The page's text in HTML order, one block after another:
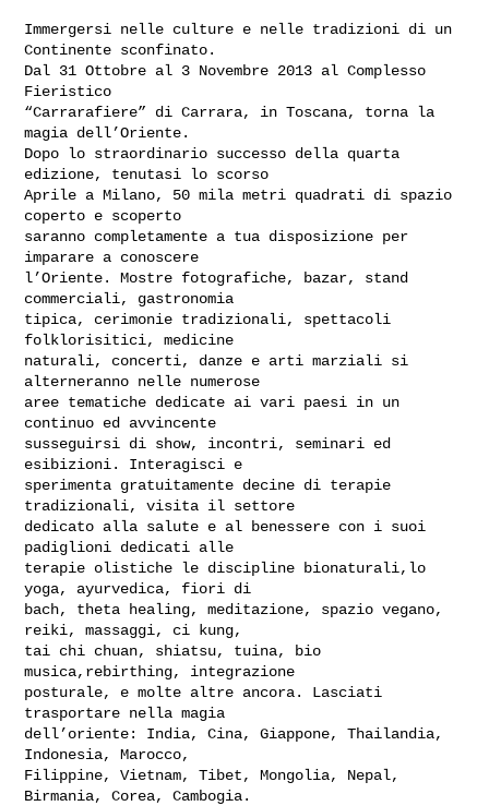
Immergersi nelle culture e nelle tradizioni di un
Continente sconfinato.
Dal 31 Ottobre al 3 Novembre 2013 al Complesso
Fieristico
“Carrarafiere” di Carrara, in Toscana, torna la
magia dell’Oriente.
Dopo lo straordinario successo della quarta
edizione, tenutasi lo scorso
Aprile a Milano, 50 mila metri quadrati di spazio
coperto e scoperto
saranno completamente a tua disposizione per
imparare a conoscere
l’Oriente. Mostre fotografiche, bazar, stand
commerciali, gastronomia
tipica, cerimonie tradizionali, spettacoli
folklorisitici, medicine
naturali, concerti, danze e arti marziali si
alterneranno nelle numerose
aree tematiche dedicate ai vari paesi in un
continuo ed avvincente
susseguirsi di show, incontri, seminari ed
esibizioni. Interagisci e
sperimenta gratuitamente decine di terapie
tradizionali, visita il settore
dedicato alla salute e al benessere con i suoi
padiglioni dedicati alle
terapie olistiche le discipline bionaturali,lo
yoga, ayurvedica, fiori di
bach, theta healing, meditazione, spazio vegano,
reiki, massaggi, ci kung,
tai chi chuan, shiatsu, tuina, bio
musica,rebirthing, integrazione
posturale, e molte altre ancora. Lasciati
trasportare nella magia
dell’oriente: India, Cina, Giappone, Thailandia,
Indonesia, Marocco,
Filippine, Vietnam, Tibet, Mongolia, Nepal,
Birmania, Corea, Cambogia.